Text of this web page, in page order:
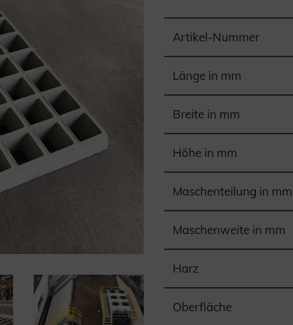
Artikel-Nummer
Länge in mm
Breite in mm
Höhe in mm
Maschenteilung in mm
Maschenweite in mm
Harz
Oberfläche